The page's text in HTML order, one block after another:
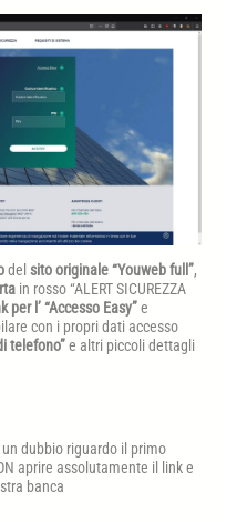
del sito originale“Youweb full”,
in rosso “ALERT SICUREZZA
per l’ “Accesso Easy”e
con i propri dati accesso
telefono”e altri piccoli dettagli
dubbio riguardo il primo
aprire assolutamente il link e
banca